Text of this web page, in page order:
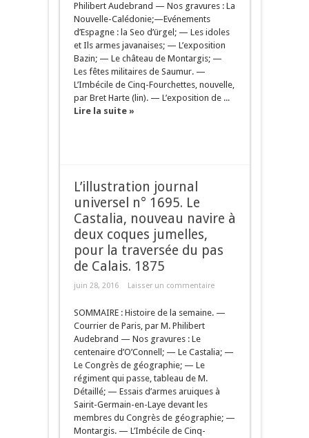
Philibert Audebrand — Nos gravures : La
Nouvelle-Calédonie;—Evénements
d’Espagne : la Seo d’ürgel; — Les idoles
et Ils armes javanaises; — L’exposition
Bazin; — Le château de Montargis; —
Les fêtes militaires de Saumur. —
L’Imbécile de Cinq-Fourchettes, nouvelle,
par Bret Harte (lin). — L’exposition de ...
Lire la suite »
L’illustration journal
universel n° 1695. Le
Castalia, nouveau navire à
deux coques jumelles,
pour la traversée du pas
de Calais. 1875
juin 28, 2016 Laisser un commentaire
SOMMAIRE : Histoire de la semaine. —
Courrier de Paris, par M. Philibert
Audebrand — Nos gravures : Le
centenaire d’O’Connell; — Le Castalia; —
Le Congrès de géographie; — Le
régiment qui passe, tableau de M.
Détaillé; — Essais d’armes aruiques à
Sairit-Germain-en-Laye devant les
membres du Congrès de géographie; —
Montargis. — L’Imbécile de Cinq-